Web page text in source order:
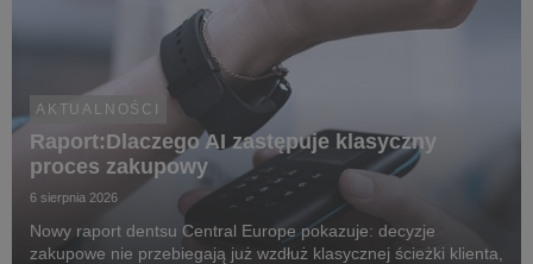
AKTUALNOŚCI
Raport:Dlaczego AI zastępuje klasyczny
proces zakupowy
6 sierpnia 2026
Nowy raport dentsu Central Europe pokazuje: decyzje
zakupowe nie przebiegają już wzdłuż klasycznej ścieżki klienta,